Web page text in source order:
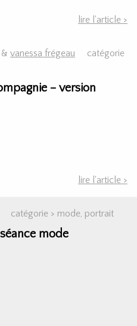
lire l'article >
& vanessa frégeau
catégorie
– version
lire l'article >
catégorie > mode, portrait
mode